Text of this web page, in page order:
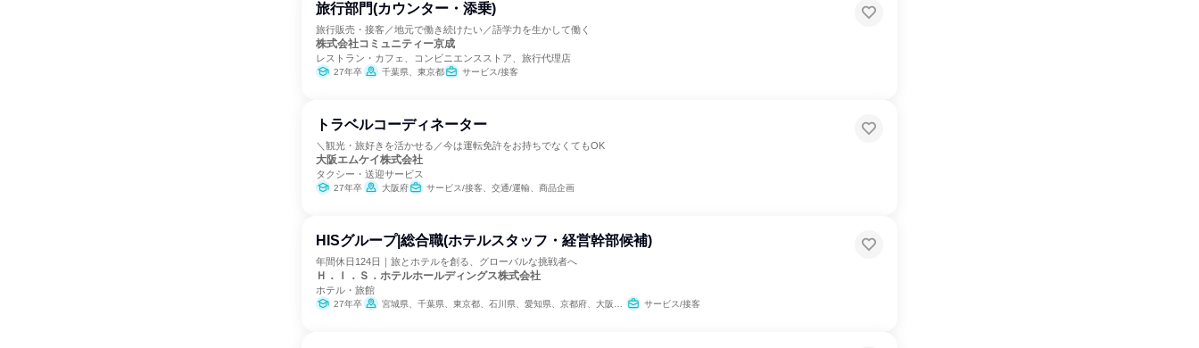
旅行部門(カウンター・添乗)
旅行販売・接客／地元で働き続けたい／語学力を生かして働く
株式会社コミュニティー京成
レストラン・カフェ、コンビニエンスストア、旅行代理店
27年卒 千葉県、東京都 サービス/接客
トラベルコーディネーター
＼観光・旅好きを活かせる／今は運転免許をお持ちでなくてもOK
大阪エムケイ株式会社
タクシー・送迎サービス
27年卒 大阪府 サービス/接客、交通/運輸、商品企画
HISグループ|総合職(ホテルスタッフ・経営幹部候補)
年間休日124日｜旅とホテルを創る、グローバルな挑戦者へ
Ｈ．Ｉ．Ｓ．ホテルホールディングス株式会社
ホテル・旅館
27年卒 宮城県、千葉県、東京都、石川県、愛知県、京都府、大阪府、奈良県、福岡県、鹿児島県、沖縄県 サービス/接客